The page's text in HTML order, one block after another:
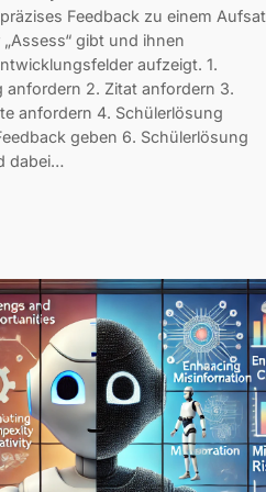
Feedback zu einem
gibt und ihnen
aufzeigt. 1.
anfordern 2. Zitat anfordern 3.
anfordern 4. Schülerlösung
geben 6. Schülerlösung
dabei…